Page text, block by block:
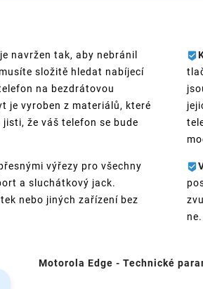
navržen tak, aby nebránil
složitě hledat nabíjecí
na bezdrátovou
je vyroben z materiálů, které
že váš telefon se bude
výřezy pro všechny
a sluchátkový jack.
nebo jiných zařízení bez
ne.
Motorola Edge - Technické